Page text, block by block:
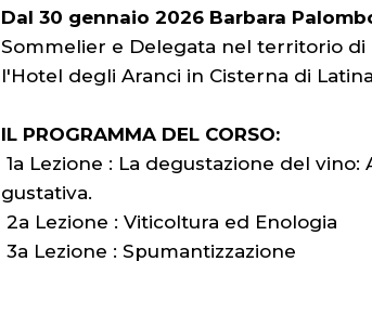
Dal 30 gennaio 2026 Barbara
Sommelier e Delegata nel territorio di
l'Hotel degli Aranci in Cisterna di
IL PROGRAMMA DEL CORSO:
1a Lezione : La degustazione del
gustativa.
2a Lezione : Viticoltura ed Enologia
3a Lezione : Spumantizzazione